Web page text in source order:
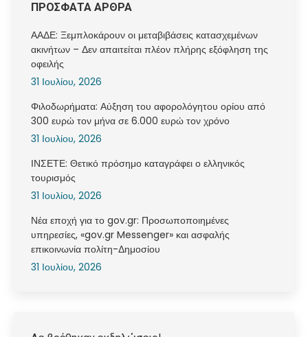
ΠΡΟΣΦΑΤΑ ΑΡΘΡΑ
ΑΑΔΕ: Ξεμπλοκάρουν οι μεταβιβάσεις κατασχεμένων
ακινήτων – Δεν απαιτείται πλέον πλήρης εξόφληση της
οφειλής
31 Ιουλίου, 2026
Φιλοδωρήματα: Αύξηση του αφορολόγητου ορίου από
300 ευρώ τον μήνα σε 6.000 ευρώ τον χρόνο
31 Ιουλίου, 2026
ΙΝΣΕΤΕ: Θετικό πρόσημο καταγράφει ο ελληνικός
τουρισμός
31 Ιουλίου, 2026
Νέα εποχή για το gov.gr: Προσωποποιημένες
υπηρεσίες, «gov.gr Messenger» και ασφαλής
επικοινωνία πολίτη-Δημοσίου
31 Ιουλίου, 2026